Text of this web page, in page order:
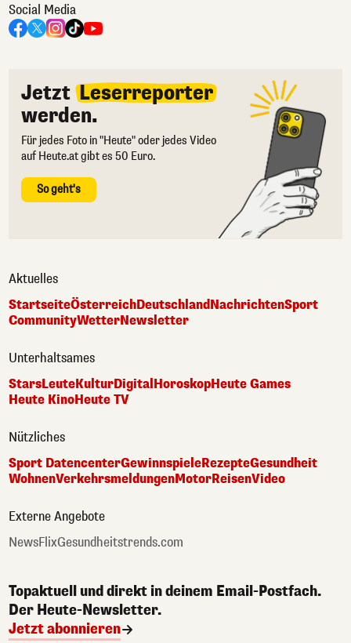
Social Media
Jetzt Leserreporter
werden.
Für jedes Foto in "Heute" oder jedes Video
auf Heute.at gibt es 50 Euro.
So geht's
Aktuelles
StartseiteÖsterreichDeutschlandNachrichtenSport
CommunityWetterNewsletter
Unterhaltsames
StarsLeuteKulturDigital HoroskopHeute Games
Heute KinoHeute TV
Nützliches
Sport DatencenterGewinnspieleRezepteGesundheit
WohnenVerkehrsmeldungenMotorReisenVideo
Externe Angebote
NewsFlixGesundheitstrends.com
Topaktuell und direkt in deinem Email-Postfach.
Der Heute-Newsletter.
Jetzt abonnieren